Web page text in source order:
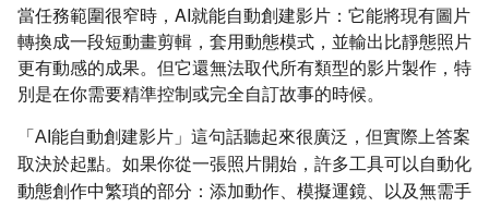
當任務範圍很窄時，AI就能自動創建影片：它能將現有圖片
轉換成一段短動畫剪輯，套用動態模式，並輸出比靜態照片
更有動感的成果。但它還無法取代所有類型的影片製作，特
別是在你需要精準控制或完全自訂故事的時候。
「AI能自動創建影片」這句話聽起來很廣泛，但實際上答案
取決於起點。如果你從一張照片開始，許多工具可以自動化
動態創作中繁瑣的部分：添加動作、模擬運鏡、以及無需手